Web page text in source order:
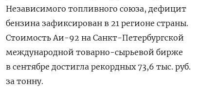
Независимого топливного союза, дефицит
бензина зафиксирован в 21 регионе страны.
Стоимость Аи-92 на Санкт-Петербургской
международной товарно-сырьевой бирже
в сентябре достигла рекордных 73,6 тыс. руб.
за тонну.